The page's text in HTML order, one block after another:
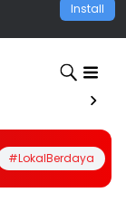
Install
#LokalBerdaya